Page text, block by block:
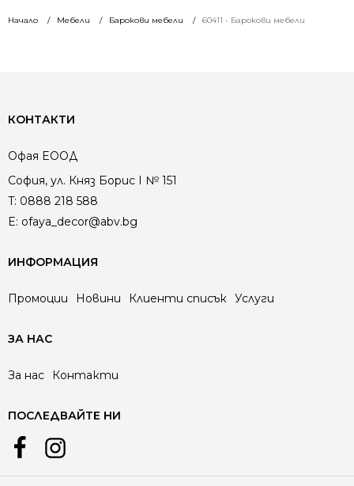
Начало Мебели Барокови мебели 60411 - Барокови мебели
КОНТАКТИ
Офая EООД
София, ул. Княз Борис I № 151
T: 0888 218 588
E: ofaya_decor@abv.bg
ИНФОРМАЦИЯ
Промоции Новини Клиенти списък Услуги
ЗА НАС
За нас Контакти
ПОСЛЕДВАЙТЕ НИ